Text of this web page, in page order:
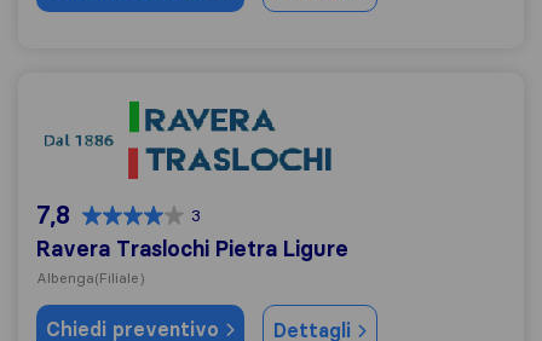
Ravera Traslochi Pietra Ligure
7,8 3
Ravera Traslochi Pietra Ligure
Albenga(Filiale)
Chiedi preventivo Dettagli